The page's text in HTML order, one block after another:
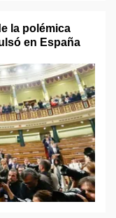
la polémica
en España